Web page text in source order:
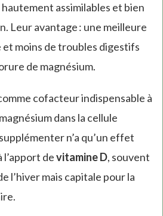
assimilables et bien
Leur avantage : une meilleure
moins de troubles digestifs
de magnésium.
cofacteur indispensable à
dans la cellule
n’a qu’un effet
l’apport devitamine D, souvent
l’hiver mais capitale pour la